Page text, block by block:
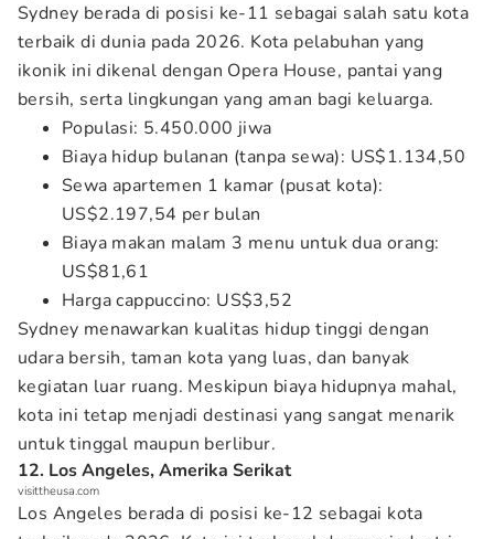
Sydney berada di posisi ke-11 sebagai salah satu kota
terbaik di dunia pada 2026. Kota pelabuhan yang
ikonik ini dikenal dengan Opera House, pantai yang
bersih, serta lingkungan yang aman bagi keluarga.
Populasi: 5.450.000 jiwa
Biaya hidup bulanan (tanpa sewa): US$1.134,50
Sewa apartemen 1 kamar (pusat kota):
US$2.197,54 per bulan
Biaya makan malam 3 menu untuk dua orang:
US$81,61
Harga cappuccino: US$3,52
Sydney menawarkan kualitas hidup tinggi dengan
udara bersih, taman kota yang luas, dan banyak
kegiatan luar ruang. Meskipun biaya hidupnya mahal,
kota ini tetap menjadi destinasi yang sangat menarik
untuk tinggal maupun berlibur.
12. Los Angeles, Amerika Serikat
visittheusa.com
Los Angeles berada di posisi ke-12 sebagai kota